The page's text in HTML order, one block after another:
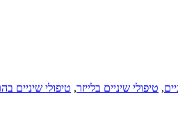
, טיפולי שיניים בלייזר, טיפולי